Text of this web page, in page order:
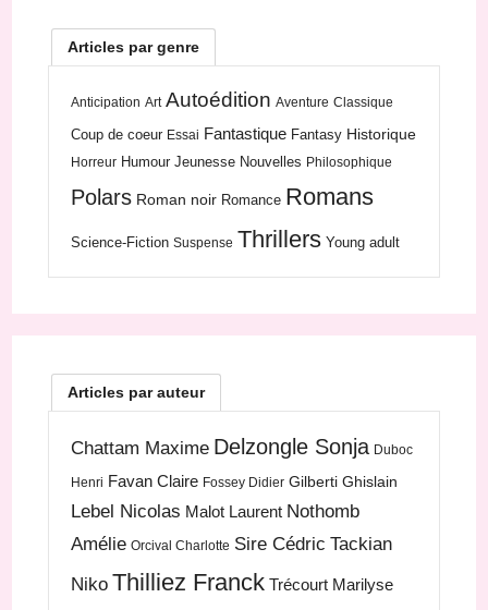
Articles par genre
Anticipation Art Autoédition Aventure Classique
Coup de coeur Essai Fantastique Fantasy Historique
Horreur Humour Jeunesse Nouvelles Philosophique
Polars Roman noir Romance Romans
Science-Fiction Suspense Thrillers Young adult
Articles par auteur
Chattam Maxime Delzongle Sonja Duboc
Henri Favan Claire Fossey Didier Gilberti Ghislain
Lebel Nicolas Malot Laurent Nothomb
Amélie Orcival Charlotte Sire Cédric Tackian
Niko Thilliez Franck Trécourt Marilyse